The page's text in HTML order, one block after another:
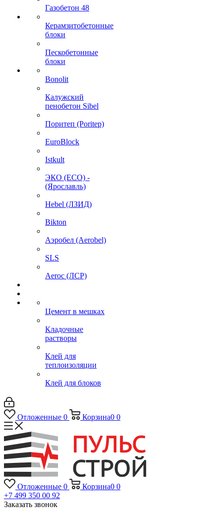
Газобетон 48
Керамзитобетонные
блоки
Пескобетонные
блоки
Bonolit
Калужский
пенобетон Sibel
Поритеп (Poritep)
EuroBlock
Istkult
ЭКО (ECO) -
(Ярославль)
Hebel (ЛЗИД)
Bikton
Аэробел (Aerobel)
SLS
Aeroc (ЛСР)
Цемент в мешках
Кладочные
растворы
Клей для
теплоизоляции
Клей для блоков
Отложенные 0 Корзина0 0
Отложенные 0 Корзина0 0
+7 499 350 00 92
Заказать звонок